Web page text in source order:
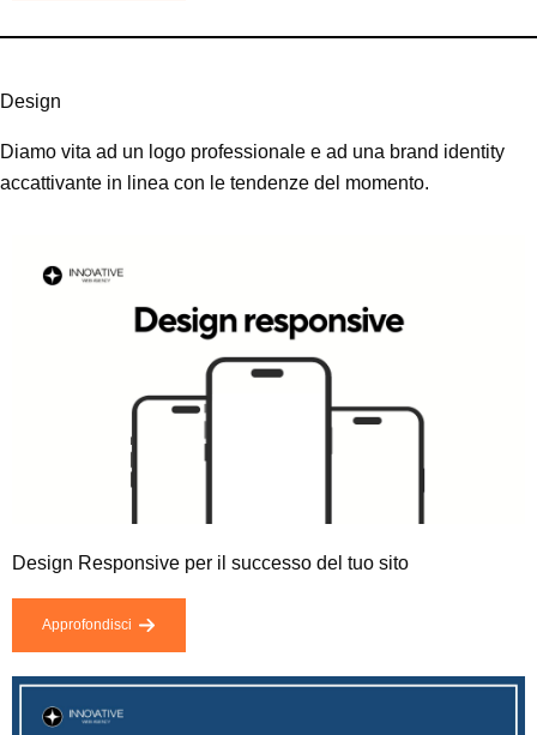
Design
Diamo vita ad un logo professionale e ad una brand identity
accattivante in linea con le tendenze del momento.
Design Responsive per il successo del tuo sito
Approfondisci